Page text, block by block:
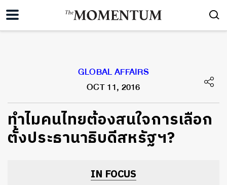
GLOBAL AFFAIRS
OCT 11, 2016
ทำไมคนไทยต้องสนใจการเลือก
ตั้งประธานาธิบดีสหรัฐฯ?
IN FOCUS